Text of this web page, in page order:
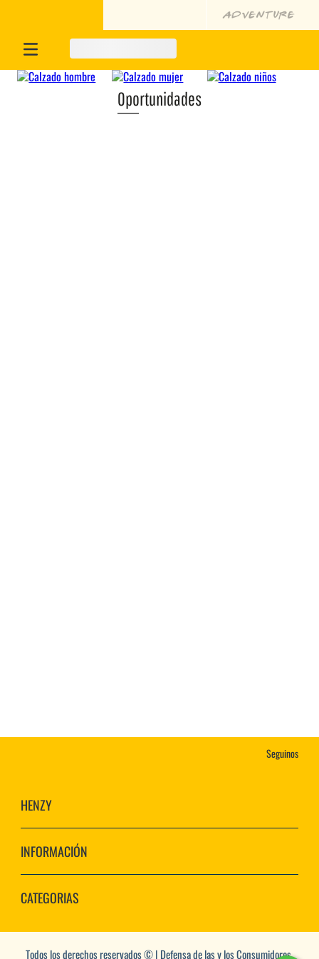
Oportunidades
Seguinos
HENZY
INFORMACIÓN
CATEGORIAS
Todos los derechos reservados © | Defensa de las y los Consumidores.